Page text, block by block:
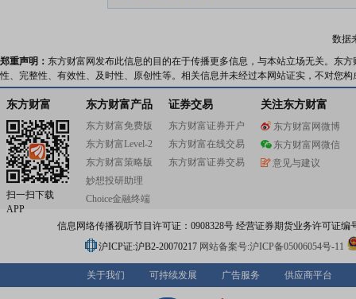
数据
郑重声明： 东方财富网发布此信息的目的在于传播更多信息，与本站立场无关。东
性、完整性、有效性、及时性、原创性等。相关信息并未经过本网站证实，不对您
东方财富
扫一扫下载
APP
东方财富产品
东方财富免费版
东方财富Level-2
东方财富策略版
妙想投研助理
Choice金融终端
证券交易
东方财富证券开户
东方财富在线交易
东方财富证券交易
关注东方财富
东方财富网微博
东方财富网微信
意见与建议
信息网络传播视听节目许可证：0908328号 经营证券期货业务许可证编
沪ICP证:沪B2-20070217 网站备案号:沪ICP备05006054号-11
关于我们 可持续发展 广告服务 供应商平台